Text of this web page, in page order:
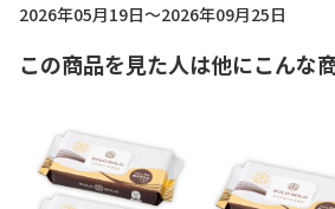
2026年05月19日～2026年09月25日
この商品を見た人は他にこんな